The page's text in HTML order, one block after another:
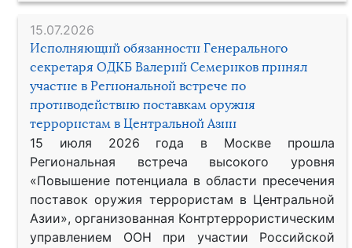
15.07.2026
Исполняющий обязанности Генерального
секретаря ОДКБ Валерий Семериков принял
участие в Региональной встрече по
противодействию поставкам оружия
террористам в Центральной Азии
15 июля 2026 года в Москве прошла
Региональная встреча высокого уровня
«Повышение потенциала в области пресечения
поставок оружия террористам в Центральной
Азии», организованная Контртеррористическим
управлением ООН при участии Российской